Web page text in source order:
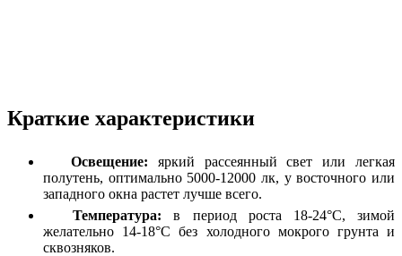
Краткие характеристики
Освещение: яркий рассеянный свет или легкая
полутень, оптимально 5000-12000 лк, у восточного или
западного окна растет лучше всего.
Температура: в период роста 18-24°C, зимой
желательно 14-18°C без холодного мокрого грунта и
сквозняков.